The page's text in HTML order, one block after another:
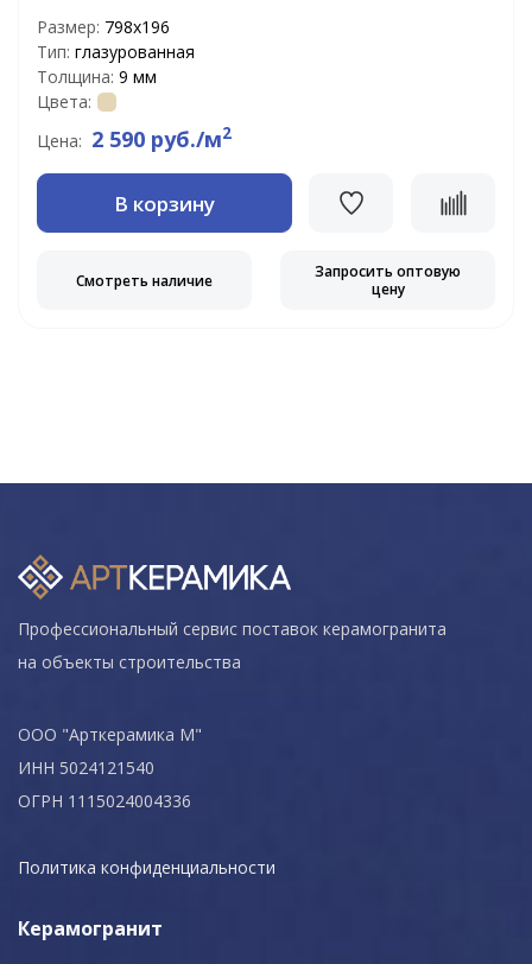
Размер: 798x196
Тип: глазурованная
Толщина: 9 мм
Цвета:
Цена: 2 590 руб./м2
В корзину
Смотреть наличие
Запросить оптовую
цену
Профессиональный сервис поставок керамогранита
на объекты строительства
ООО "Арткерамика М"
ИНН 5024121540
ОГРН 1115024004336
Политика конфиденциальности
Керамогранит